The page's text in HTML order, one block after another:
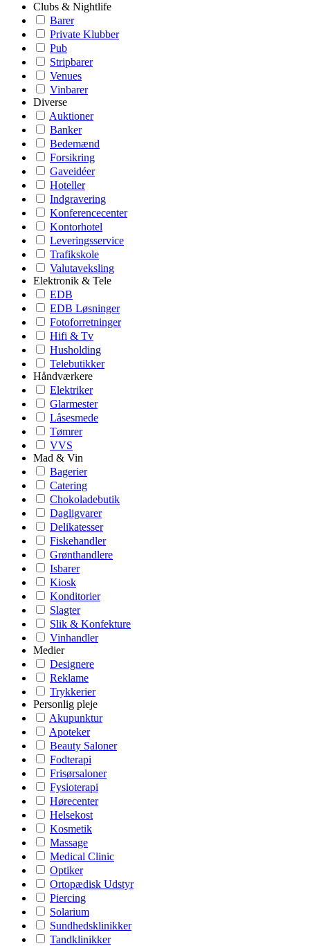
Clubs & Nightlife
Barer
Private Klubber
Pub
Stripbarer
Venues
Vinbarer
Diverse
Auktioner
Banker
Bedemænd
Forsikring
Gaveidéer
Hoteller
Indgravering
Konferencecenter
Kontorhotel
Leveringsservice
Trafikskole
Valutaveksling
Elektronik & Tele
EDB
EDB Løsninger
Fotoforretninger
Hifi & Tv
Husholding
Telebutikker
Håndværkere
Elektriker
Glarmester
Låsesmede
Tømrer
VVS
Mad & Vin
Bagerier
Catering
Chokoladebutik
Dagligvarer
Delikatesser
Fiskehandler
Grønthandlere
Isbarer
Kiosk
Konditorier
Slagter
Slik & Konfekture
Vinhandler
Medier
Designere
Reklame
Trykkerier
Personlig pleje
Akupunktur
Apoteker
Beauty Saloner
Fodterapi
Frisørsaloner
Fysioterapi
Hørecenter
Helsekost
Kosmetik
Massage
Medical Clinic
Optiker
Ortopædisk Udstyr
Piercing
Solarium
Sundhedsklinikker
Tandklinikker